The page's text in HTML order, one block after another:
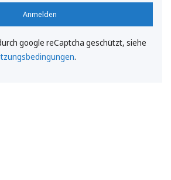
Anmelden
google reCaptcha geschützt, siehe
.